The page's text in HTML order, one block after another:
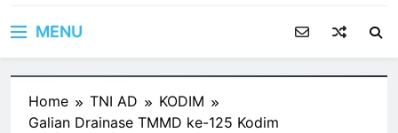
MENU
Home TNI AD
KODIM
Galian Drainase TMMD ke-125 Kodim